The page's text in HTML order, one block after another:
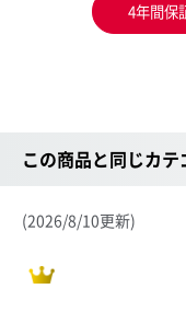
4年間保
この商品と同じカ
(2026/8/10更新)